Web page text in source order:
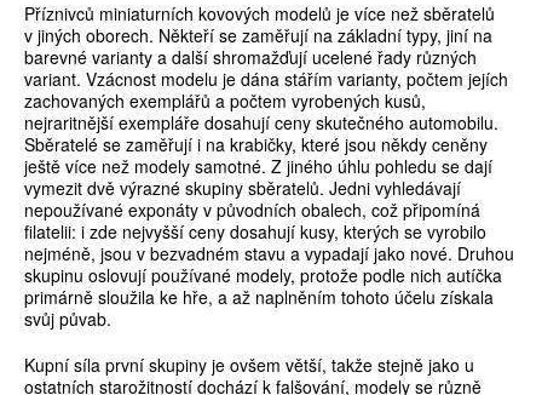
Příznivců miniaturních kovových modelů je více než sběratelů
v jiných oborech. Někteří se zaměřují na základní typy, jiní na
barevné varianty a další shromažďují ucelené řady různých
variant. Vzácnost modelu je dána stářím varianty, počtem jejích
zachovaných exemplářů a počtem vyrobených kusů,
nejraritnější exempláře dosahují ceny skutečného automobilu.
Sběratelé se zaměřují i na krabičky, které jsou někdy ceněny
ještě více než modely samotné. Z jiného úhlu pohledu se dají
vymezit dvě výrazné skupiny sběratelů. Jedni vyhledávají
nepoužívané exponáty v původních obalech, což připomíná
filatelii: i zde nejvyšší ceny dosahují kusy, kterých se vyrobilo
nejméně, jsou v bezvadném stavu a vypadají jako nové. Druhou
skupinu oslovují používané modely, protože podle nich autíčka
primárně sloužila ke hře, a až naplněním tohoto účelu získala
svůj půvab.
Kupní síla první skupiny je ovšem větší, takže stejně jako u
ostatních starožitností dochází k falšování, modely se různě